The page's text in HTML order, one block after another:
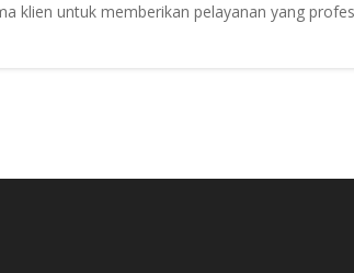
klien untuk memberikan pelayanan yang